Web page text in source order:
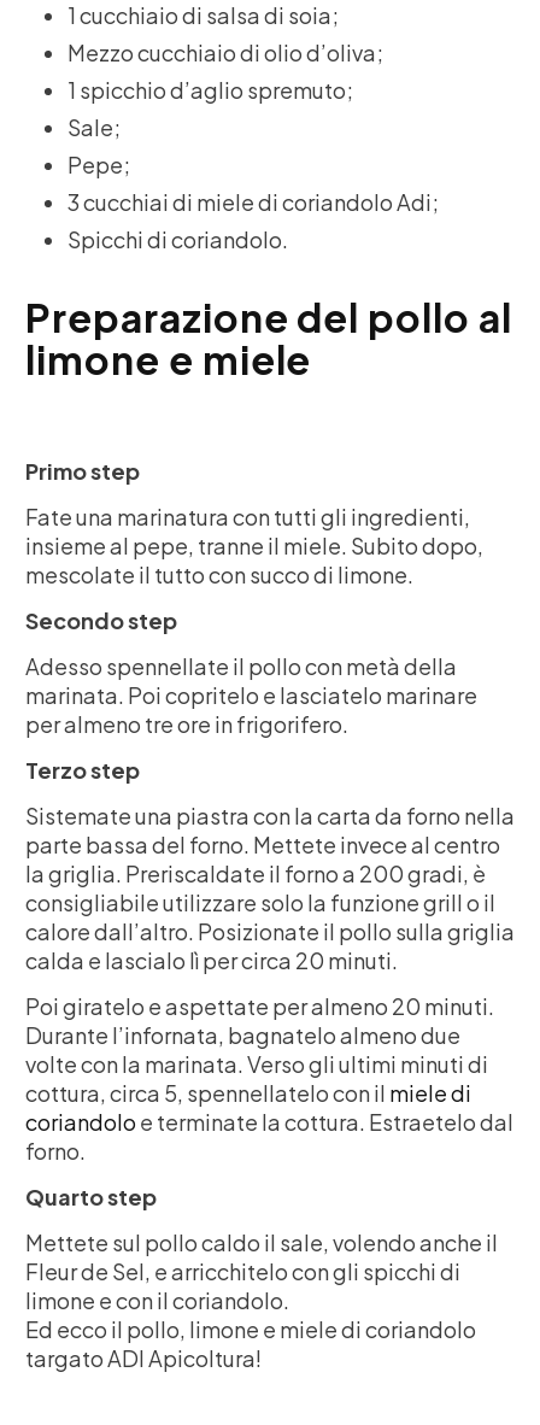
1 cucchiaio di salsa di soia;
Mezzo cucchiaio di olio d’oliva;
1 spicchio d’aglio spremuto;
Sale;
Pepe;
3 cucchiai di miele di coriandolo Adi;
Spicchi di coriandolo.
Preparazione del pollo al
limone e miele
Primo step
Fate una marinatura con tutti gli ingredienti,
insieme al pepe, tranne il miele. Subito dopo,
mescolate il tutto con succo di limone.
Secondo step
Adesso spennellate il pollo con metà della
marinata. Poi copritelo e lasciatelo marinare
per almeno tre ore in frigorifero.
Terzo step
Sistemate una piastra con la carta da forno nella
parte bassa del forno. Mettete invece al centro
la griglia. Preriscaldate il forno a 200 gradi, è
consigliabile utilizzare solo la funzione grill o il
calore dall’altro. Posizionate il pollo sulla griglia
calda e lascialo lì per circa 20 minuti.
Poi giratelo e aspettate per almeno 20 minuti.
Durante l’infornata, bagnatelo almeno due
volte con la marinata. Verso gli ultimi minuti di
cottura, circa 5, spennellatelo con il miele di
coriandolo e terminate la cottura. Estraetelo dal
forno.
Quarto step
Mettete sul pollo caldo il sale, volendo anche il
Fleur de Sel, e arricchitelo con gli spicchi di
limone e con il coriandolo.
Ed ecco il pollo, limone e miele di coriandolo
targato ADI Apicoltura!